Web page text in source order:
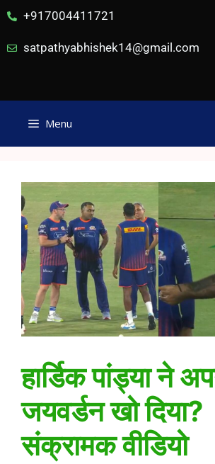
+917004411721
satpathyabhishek14@gmail.com
Menu
हार्डिक पांड्या ने
जयवर्डन खो दिया?
संक्रामक वीडियो